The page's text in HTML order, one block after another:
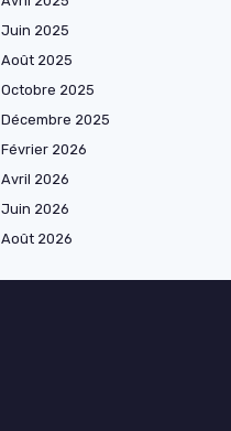
Juin 2025
Août 2025
Octobre 2025
Décembre 2025
Février 2026
Avril 2026
Juin 2026
Août 2026